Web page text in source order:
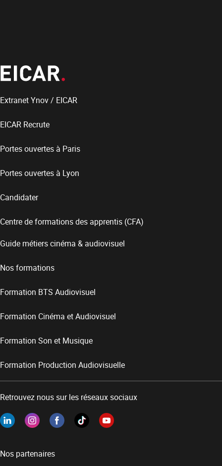
Extranet Ynov / EICAR
EICAR Recrute
Portes ouvertes à Paris
Portes ouvertes à Lyon
Candidater
Centre de formations des apprentis (CFA)
Guide métiers cinéma & audiovisuel
Nos formations
Formation BTS Audiovisuel
Formation Cinéma et Audiovisuel
Formation Son et Musique
Formation Production Audiovisuelle
Retrouvez nous sur les réseaux sociaux
Nos partenaires